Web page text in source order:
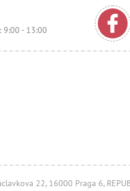
9:00 - 13:00
22, 16000 Praga 6,